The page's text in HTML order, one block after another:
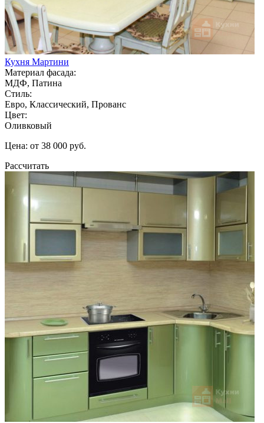
Кухня Мартини
Материал фасада:
МДФ, Патина
Стиль:
Евро, Классический, Прованс
Цвет:
Оливковый
Цена: от 38 000 руб.
Рассчитать